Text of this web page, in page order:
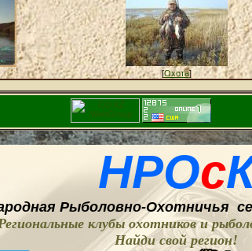
[Охота]
НРОс
Рыболовно-Oхотничья
клубы охотников и
Найди свой регион!